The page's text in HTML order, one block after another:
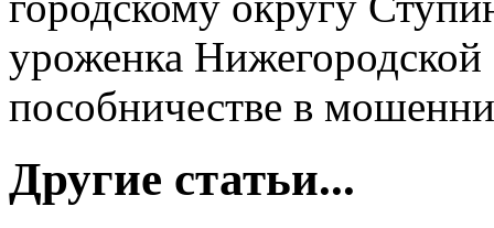
уроженка Нижегородской
пособничестве в
Другие статьи...